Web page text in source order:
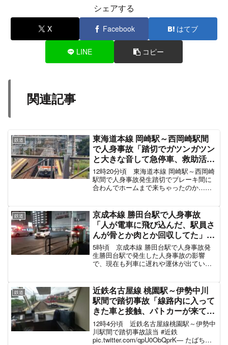
シェアする
X Facebook はてブ
LINE コピー
関連記事
鉄道
東海道本線 岡崎駅～西岡崎駅間
で人身事故「踏切でガツンガツン
と大きな音して急停車、救助活動
してる」電車遅延 #東海道線 8月8
日
12時20分頃 東海道本線 岡崎駅～西岡崎
駅間で人身事故発生踏切でブレーキ間に
合わんでホームまで来ちゃったのか…つ
人身事故だった…そして案の定、車両内
の人は降ろされず…...
鉄道
京成本線 勝田台駅で人身事故
「人が電車に飛び込んだ、駅員さ
んが骨とか肉とか回収してた」電
車遅延 #京成 #京成線 11月21日
5時頃 京成本線 勝田台駅で人身事故発
生勝田台駅で発生した人身事故の影響
で、現在も列車に遅れや運休が出ていま
事故目撃情報・付近の駅の状況・再開見
込みなど◇京成本...
鉄道
近鉄名古屋線 桃園駅～伊勢中川
駅間で踏切事故「線路内に入って
きた車と接触、パトカーが来て
る」電車遅延8月22日
12時4分頃 近鉄名古屋線桃園駅～伊勢中
川駅間で踏切事故該当 #近鉄
pic.twitter.com/qpU0ObQprK— たばちゃ